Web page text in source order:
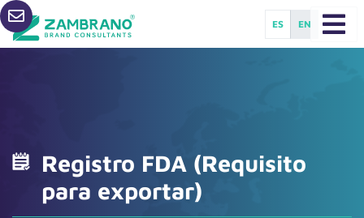
EN
ES
Registro FDA (Requisito
para exportar)